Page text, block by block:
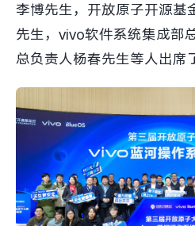
X Fold5
全部X机型
S20 Pro
全部S机型
Y50 5G
iQOO 15 Ultra
iQOO Pad6 Pro
李博先生，开放原子开源基
先生，vivo软件系统集成部
总负责人杨春先生等人出席